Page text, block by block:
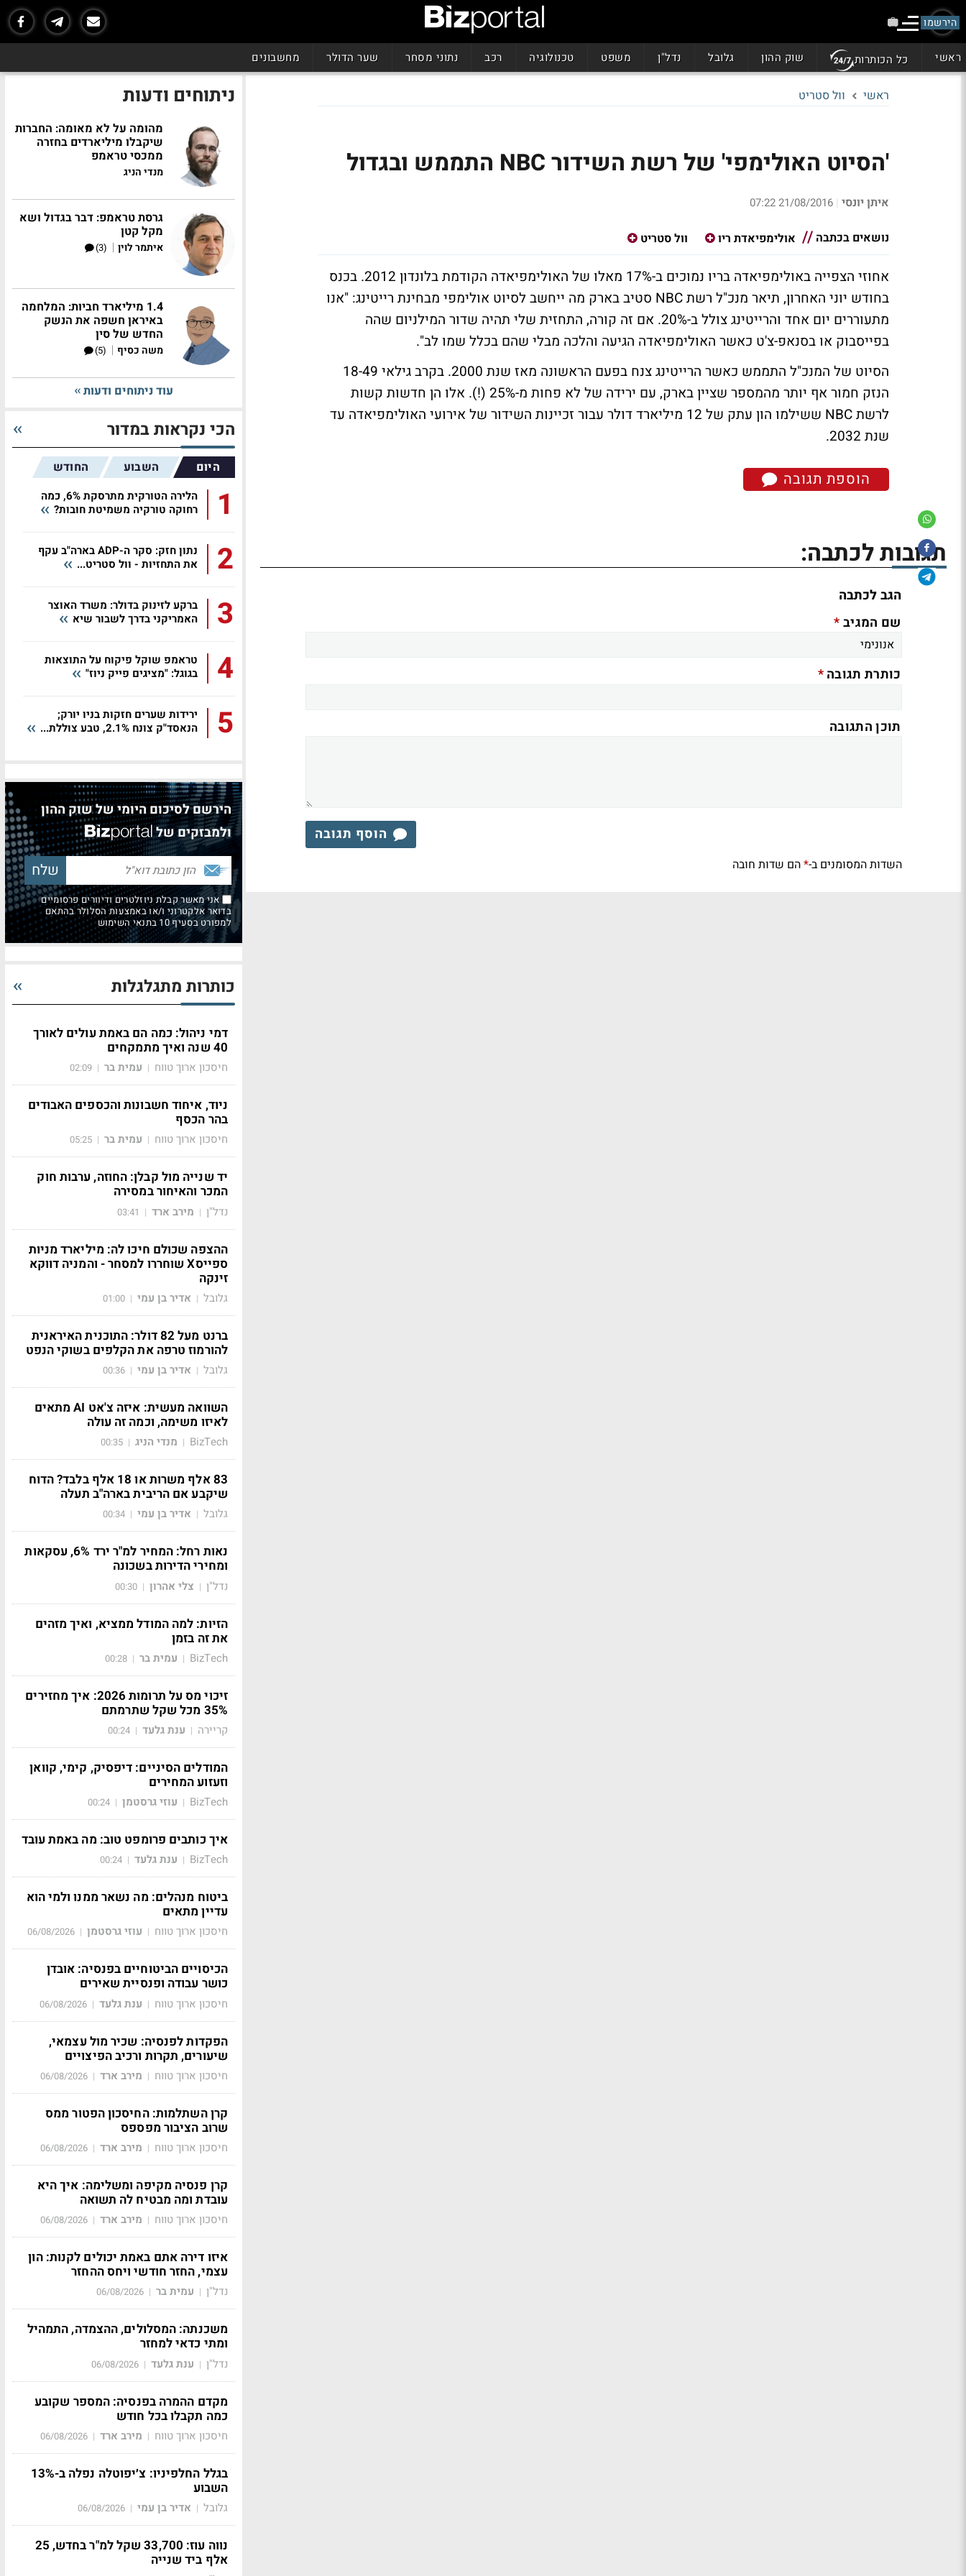
הירשמו
ראשי כל הכותרות שוק ההון גלובל נדל"ן משפט טכנולוגיה רכב נתוני מסחר שער הדולר מחשבונים
ראשי וול סטריט
'הסיוט האולימפי' של רשת השידור NBC התממש ובגדול
איתן יונסי |
21/08/2016 07:22
נושאים בכתבה אולימפיאדת ריו וול סטריט
אחוזי הצפייה באולימפיאדה בריו נמוכים ב-17% מאלו של האולימפיאדה הקודמת בלונדון 2012. בכנס
בחודש יוני האחרון, תיאר מנכ"ל רשת NBC סטיב בארק מה ייחשב לסיוט אולימפי מבחינת רייטינג: "אנו
מתעוררים יום אחד והרייטינג צולל ב-20%. אם זה קורה, התחזית שלי תהיה שדור המילניום שהה
בפייסבוק או בסנאפ-צ'ט כאשר האולימפיאדה הגיעה והלכה מבלי שהם בכלל שמו לב".
הסיוט של המנכ"ל התממש כאשר הרייטינג צנח בפעם הראשונה מאז שנת 2000. בקרב גילאי 18-49
הנזק חמור אף יותר מהמספר שציין בארק, עם ירידה של לא פחות מ-25% (!). אלו הן חדשות קשות
לרשת NBC ששילמו הון עתק של 12 מיליארד דולר עבור זכיינות השידור של אירועי האולימפיאדה עד
שנת 2032.
הוספת תגובה
תגובות לכתבה:
הגב לכתבה
שם המגיב*
כותרת תגובה*
תוכן התגובה
הוסף תגובה
השדות המסומנים ב-*הם שדות חובה
ניתוחים ודעות
מהומה על לא מאומה: החברות
שיקבלו מיליארדים בחזרה
ממכסי טראמפ
מנדי הניג
גרסת טראמפ: דבר בגדול ושא
מקל קטן
איתמר לוין |
(3)
1.4 מיליארד חביות: המלחמה
באיראן חשפה את הנשק
החדש של סין
משה כסיף |
(5)
עוד ניתוחים ודעות
הכי נקראות במדור
היום השבוע החודש
1
הלירה הטורקית מתרסקת 6%, כמה
רחוקה טורקיה משמיטת חובות?
2
נתון חזק: סקר ה-ADP בארה"ב עקף
את התחזיות - וול סטריט...
3
ברקע לזינוק בדולר: משרד האוצר
האמריקני בדרך לשבור שיא
4
טראמפ שוקל פיקוח על התוצאות
בגוגל: "מציגים פייק ניוז"
5
ירידות שערים חזקות בניו יורק;
הנאסד"ק צונח 2.1%, טבע צוללת...
הירשם לסיכום היומי של שוק ההון
ולמבזקים של
אני מאשר קבלת ניוזלטרים ודיוורים פרסומיים
בדואר אלקטרוני ו/או באמצעות הסלולר בהתאם
למפורט בסעיף 10 בתנאי השימוש
כותרות מתגלגלות
דמי ניהול: כמה הם באמת עולים לאורך
40 שנה ואיך מתמקחים
חיסכון ארוך טווח | עמית בר |
02:09
ניוד, איחוד חשבונות והכספים האבודים
בהר הכסף
חיסכון ארוך טווח | עמית בר |
05:25
יד שנייה מול קבלן: החוזה, ערבות חוק
המכר והאיחור במסירה
נדל"ן | מירב ארד |
03:41
ההצפה שכולם חיכו לה: מיליארד מניות
ספייסX שוחררו למסחר - והמניה דווקא
זינקה
גלובל | אדיר בן עמי |
01:00
ברנט מעל 82 דולר: התוכנית האיראנית
להורמוז טרפה את הקלפים בשוקי הנפט
גלובל | אדיר בן עמי |
00:36
השוואה מעשית: איזה צ'אט AI מתאים
לאיזו משימה, וכמה זה עולה
BizTech
| מנדי הניג |
00:35
83 אלף משרות או 18 אלף בלבד? הדוח
שיקבע אם הריבית בארה"ב תעלה
גלובל | אדיר בן עמי |
00:34
נאות רחל: המחיר למ"ר ירד 6%, עסקאות
ומחירי הדירות בשכונה
נדל"ן | צלי אהרון |
00:30
הזיות: למה המודל ממציא, ואיך מזהים
את זה בזמן
BizTech
| עמית בר |
00:28
זיכוי מס על תרומות 2026: איך מחזירים
35% מכל שקל שתרמתם
קריירה | ענת גלעד |
00:24
המודלים הסיניים: דיפסיק, קימי, קוואן
וזעזוע המחירים
BizTech
| עוזי גרסטמן |
00:24
איך כותבים פרומפט טוב: מה באמת עובד
BizTech
| ענת גלעד |
00:24
ביטוח מנהלים: מה נשאר ממנו ולמי הוא
עדיין מתאים
חיסכון ארוך טווח | עוזי גרסטמן |
06/08/2026
הכיסויים הביטוחיים בפנסיה: אובדן
כושר עבודה ופנסיית שאירים
חיסכון ארוך טווח | ענת גלעד |
06/08/2026
הפקדות לפנסיה: שכיר מול עצמאי,
שיעורים, תקרות ורכיב הפיצויים
חיסכון ארוך טווח | מירב ארד |
06/08/2026
קרן השתלמות: החיסכון הפטור ממס
שרוב הציבור מפספס
חיסכון ארוך טווח | מירב ארד |
06/08/2026
קרן פנסיה מקיפה ומשלימה: איך היא
עובדת ומה מבטיח לה תשואה
חיסכון ארוך טווח | מירב ארד |
06/08/2026
איזו דירה אתם באמת יכולים לקנות: הון
עצמי, החזר חודשי ויחס ההחזר
נדל"ן | עמית בר |
06/08/2026
משכנתה: המסלולים, ההצמדה, התמהיל
ומתי כדאי למחזר
נדל"ן | ענת גלעד |
06/08/2026
מקדם ההמרה בפנסיה: המספר שקובע
כמה תקבלו בכל חודש
חיסכון ארוך טווח | מירב ארד |
06/08/2026
בגלל החלפיניו: צ׳יפוטלה נפלה ב-13%
השבוע
גלובל | אדיר בן עמי |
06/08/2026
נווה עוז: 33,700 שקל למ"ר בחדש, 25
אלף ביד שנייה